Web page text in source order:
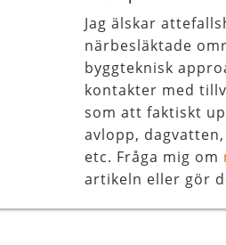
Jag älskar
närbesläktade
byggteknisk
kontakter med
som att faktiskt
avlopp,
etc. Fråga mig om
artikeln eller gör